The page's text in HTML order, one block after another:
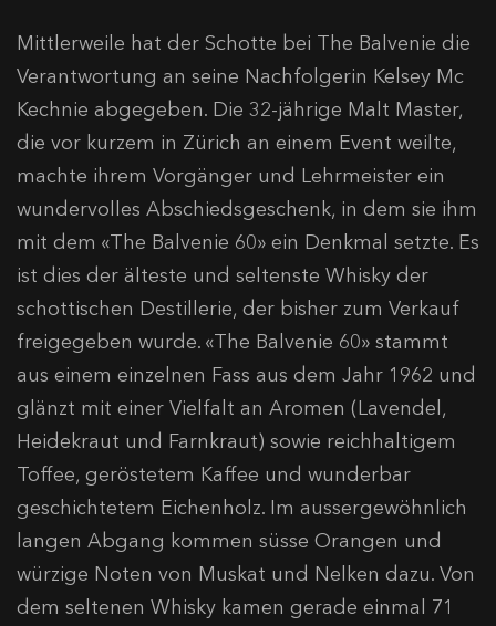
Mittlerweile hat der Schotte bei The Balvenie die
Verantwortung an seine Nachfolgerin Kelsey Mc
Kechnie abgegeben. Die 32-jährige Malt Master,
die vor kurzem in Zürich an einem Event weilte,
machte ihrem Vorgänger und Lehrmeister ein
wundervolles Abschiedsgeschenk, in dem sie ihm
mit dem «The Balvenie 60» ein Denkmal setzte. Es
ist dies der älteste und seltenste Whisky der
schottischen Destillerie, der bisher zum Verkauf
freigegeben wurde. «The Balvenie 60» stammt
aus einem einzelnen Fass aus dem Jahr 1962 und
glänzt mit einer Vielfalt an Aromen (Lavendel,
Heidekraut und Farnkraut) sowie reichhaltigem
Toffee, geröstetem Kaffee und wunderbar
geschichtetem Eichenholz. Im aussergewöhnlich
langen Abgang kommen süsse Orangen und
würzige Noten von Muskat und Nelken dazu. Von
dem seltenen Whisky kamen gerade einmal 71